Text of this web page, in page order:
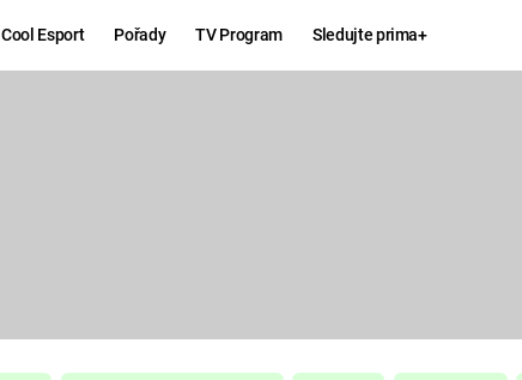
Cool Esport Pořady TV Program Sledujte prima+